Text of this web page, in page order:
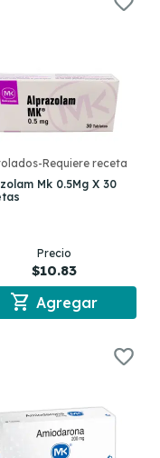
Requiere receta
Mk 0.5Mg X 30
Precio
$10.83
shopping_cart Agregar